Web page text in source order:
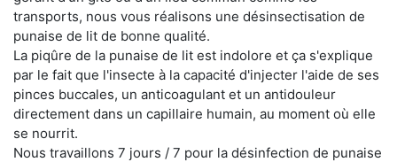
transports, nous vous réalisons une désinsectisation de
punaise de lit de bonne qualité.
La piqûre de la punaise de lit est indolore et ça s'explique
par le fait que l'insecte à la capacité d'injecter l'aide de ses
pinces buccales, un anticoagulant et un antidouleur
directement dans un capillaire humain, au moment où elle
se nourrit.
Nous travaillons 7 jours / 7 pour la désinfection de punaise